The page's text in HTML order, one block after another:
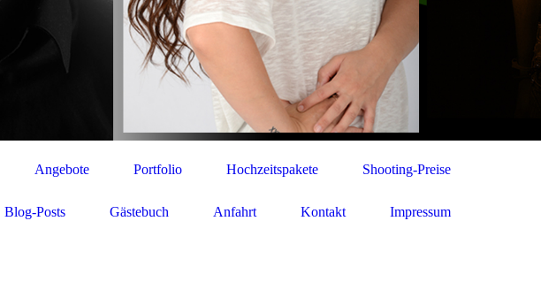
Angebote Portfolio Hochzeitspakete Shooting-Preise
Blog-Posts Gästebuch Anfahrt Kontakt Impressum